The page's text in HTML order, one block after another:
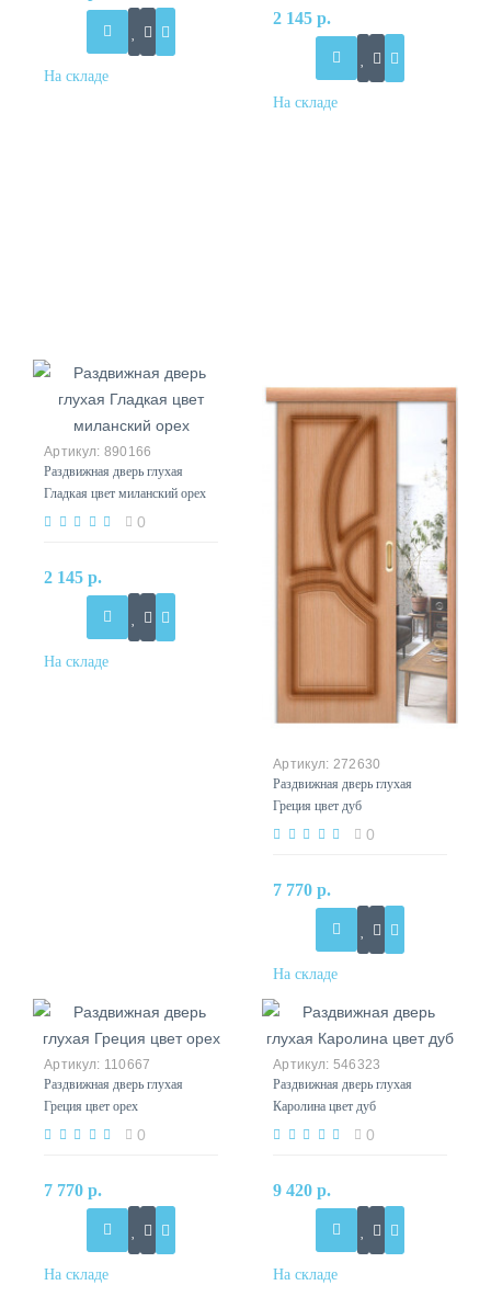
2 145 р.
890166
Раздвижная дверь глухая
Гладкая цвет миланский орех
0
2 145 р.
272630
Раздвижная дверь глухая
Греция цвет дуб
0
7 770 р.
110667
Раздвижная дверь глухая
Греция цвет орех
0
7 770 р.
546323
Раздвижная дверь глухая
Каролина цвет дуб
0
9 420 р.